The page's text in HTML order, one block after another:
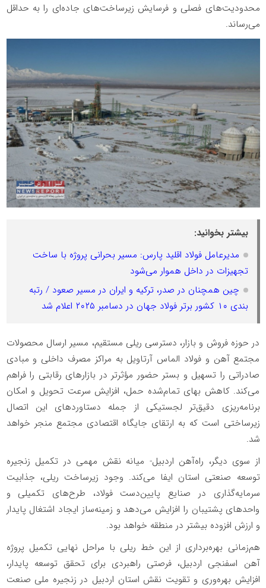
محدودیت‌های فصلی و فرسایش زیرساخت‌های جاده‌ای را به حداقل
می‌رساند.
بیشتر بخوانید:
مدیرعامل فولاد اقلید پارس: مسیر بحرانی پروژه با ساخت
تجهیزات در داخل هموار می‌شود
چین همچنان در صدر، ترکیه و ایران در مسیر صعود / رتبه
بندی ۱۰ کشور برتر فولاد جهان در دسامبر ۲۰۲۵ اعلام شد
در حوزه فروش و بازار، دسترسی ریلی مستقیم، مسیر ارسال محصولات
مجتمع آهن و فولاد الماس آرتاویل به مراکز مصرف داخلی و مبادی
صادراتی را تسهیل و بستر حضور مؤثرتر در بازارهای رقابتی را فراهم
می‌کند. کاهش بهای تمام‌شده حمل، افزایش سرعت تحویل و امکان
برنامه‌ریزی دقیق‌تر لجستیکی از جمله دستاوردهای این اتصال
زیرساختی است که به ارتقای جایگاه اقتصادی مجتمع منجر خواهد
شد.
از سوی دیگر، راه‌آهن اردبیل- میانه نقش مهمی در تکمیل زنجیره
توسعه صنعتی استان ایفا می‌کند. وجود زیرساخت ریلی، جذابیت
سرمایه‌گذاری در صنایع پایین‌دست فولاد، طرح‌های تکمیلی و
واحدهای پشتیبان را افزایش می‌دهد و زمینه‌ساز ایجاد اشتغال پایدار
و ارزش افزوده بیشتر در منطقه خواهد بود.
هم‌زمانی بهره‌برداری از این خط ریلی با مراحل نهایی تکمیل پروژه
آهن اسفنجی اردبیل، فرصتی راهبردی برای تحقق توسعه پایدار،
افزایش بهره‌وری و تقویت نقش استان اردبیل در زنجیره ملی صنعت